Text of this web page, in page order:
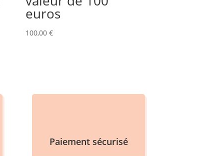
euros
100,00 €
Paiement sécurisé